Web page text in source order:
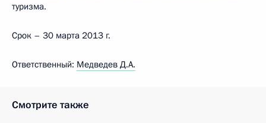
туризма.
Срок – 30 марта 2013 г.
Ответственный: Медведев Д.А.
Смотрите также